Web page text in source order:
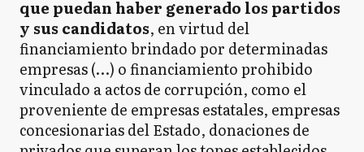
que puedan haber generado los partidos
y sus candidatos, en virtud del
financiamiento brindado por determinadas
empresas (…) o financiamiento prohibido
vinculado a actos de corrupción, como el
proveniente de empresas estatales, empresas
concesionarias del Estado, donaciones de